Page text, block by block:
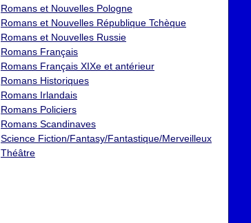
Romans et Nouvelles Pologne
Romans et Nouvelles République Tchèque
Romans et Nouvelles Russie
Romans Français
Romans Français XIXe et antérieur
Romans Historiques
Romans Irlandais
Romans Policiers
Romans Scandinaves
Science Fiction/Fantasy/Fantastique/Merveilleux
Théâtre